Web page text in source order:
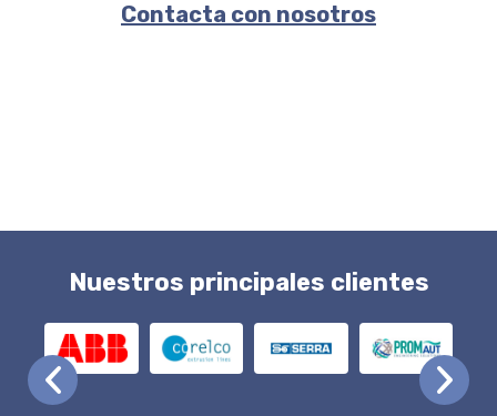
Contacta con nosotros
Nuestros principales clientes